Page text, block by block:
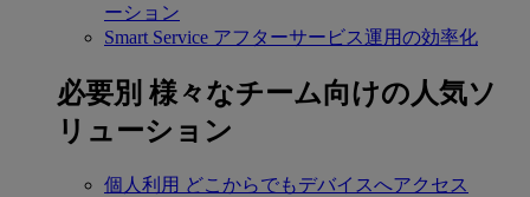
ーション
Smart Service アフターサービス運用の効率化
必要別 様々なチーム向けの人気ソ
リューション
個人利用 どこからでもデバイスへアクセス